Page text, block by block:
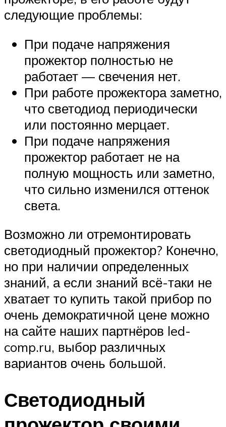
следующие проблемы:
При подаче напряжения
прожектор полностью не
работает — свечения нет.
При работе прожектора заметно,
что светодиод периодически
или постоянно мерцает.
При подаче напряжения
прожектор работает не на
полную мощность или заметно,
что сильно изменился оттенок
света.
Возможно ли отремонтировать
светодиодный прожектор? Конечно,
но при наличии определенных
знаний, а если знаний всё-таки не
хватает то купить такой прибор по
очень демократичной цене можно
на сайте наших партнёров led-
comp.ru, выбор различных
вариантов очень большой.
Светодиодный